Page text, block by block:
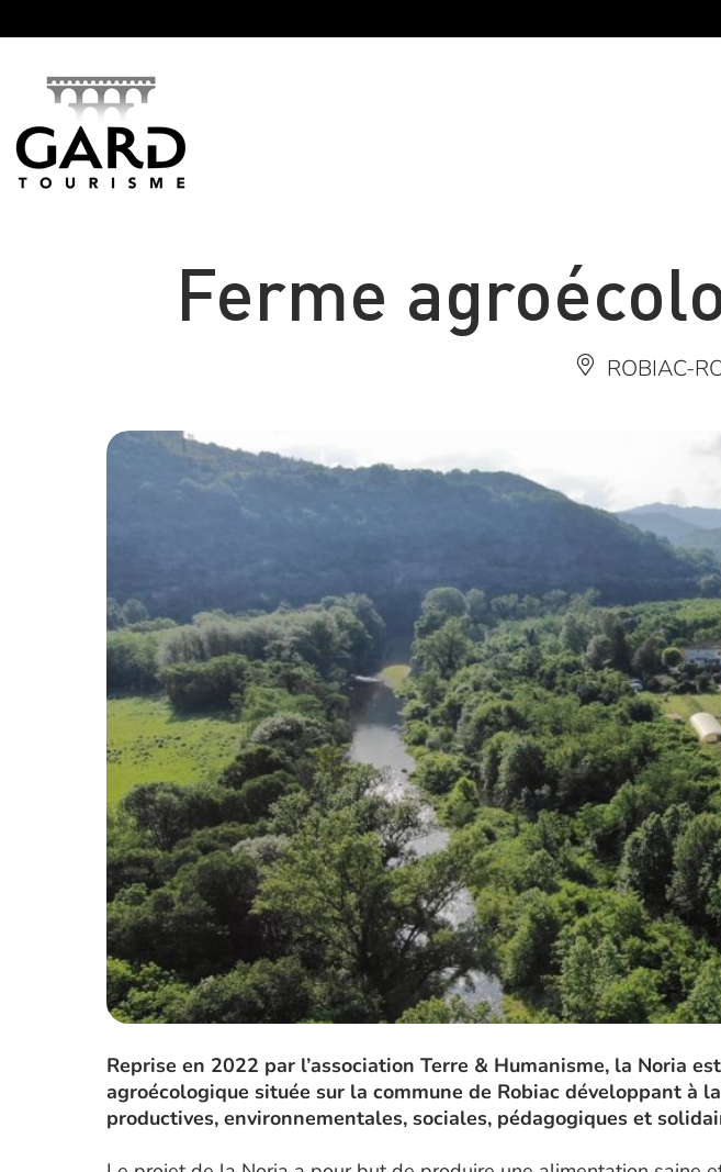
Ferme
ROBIAC-
Reprise en 2022 par l’association Terre & Humanisme, la Noria
agroécologique située sur la commune de Robiac développant à
productives, environnementales, sociales, pédagogiques et